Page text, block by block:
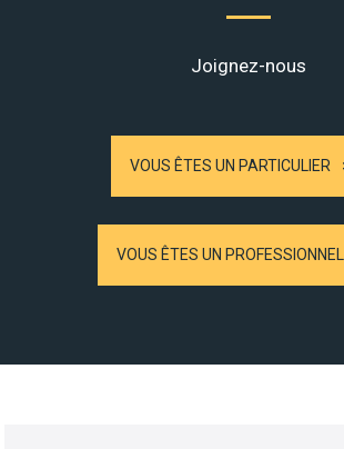
Joignez-nous
VOUS ÊTES UN PARTICULIER
VOUS ÊTES UN PROFESSIONNEL